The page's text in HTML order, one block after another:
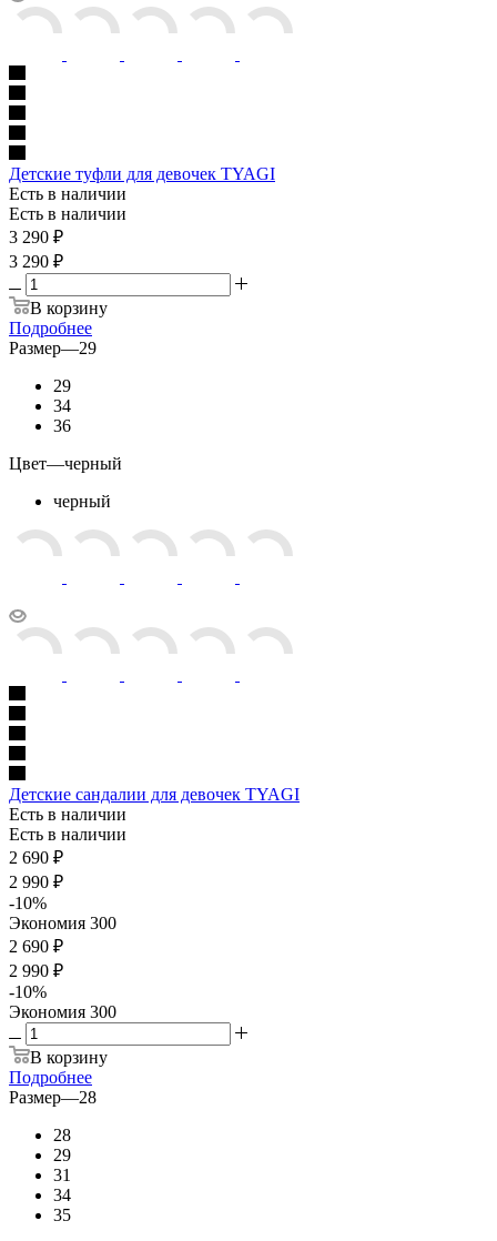
Детские туфли для девочек TYAGI
Есть в наличии
Есть в наличии
3 290 ₽
3 290 ₽
В корзину
Подробнее
Размер—29
29
34
36
Цвет—черный
черный
Детские сандалии для девочек TYAGI
Есть в наличии
Есть в наличии
2 690 ₽
2 990 ₽
-10%
Экономия 300
2 690 ₽
2 990 ₽
-10%
Экономия 300
В корзину
Подробнее
Размер—28
28
29
31
34
35